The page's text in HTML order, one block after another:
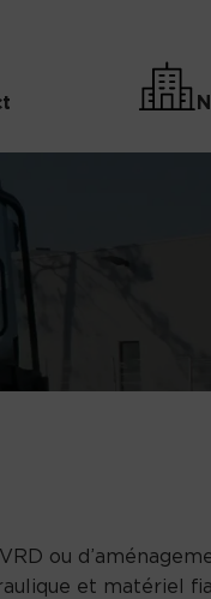
ou
et matériel